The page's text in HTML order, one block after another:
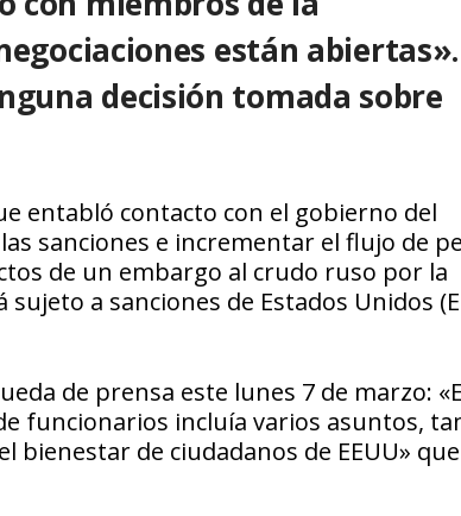
están abiertas».
decisión tomada sobre
entabló contacto con el gobierno del
sanciones e incrementar el flujo de
de un embargo al crudo ruso por la
a sanciones de Estados Unidos
de prensa este lunes 7 de marzo:
funcionarios incluía varios asuntos,
de ciudadanos de EEUU»